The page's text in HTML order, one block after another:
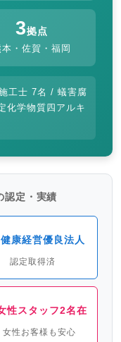
3拠点
本・佐賀・福岡
工士 7名 / 蟻害腐
化学物質四アルキ
認定・実績
健康経営優良法人
認定取得済
性スタッフ2名在
女性お客様も安心